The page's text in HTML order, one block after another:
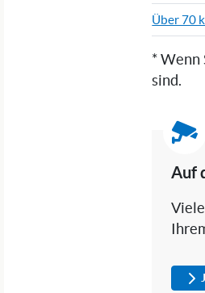
Über 70
* Wenn
sind.
Auf